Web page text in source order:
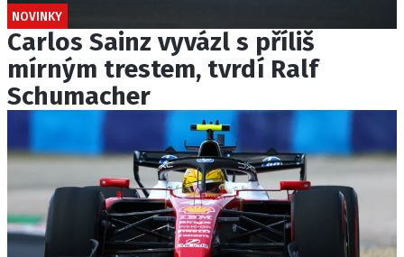
NOVINKY
Carlos Sainz vyvázl s příliš
mírným trestem, tvrdí Ralf
Schumacher